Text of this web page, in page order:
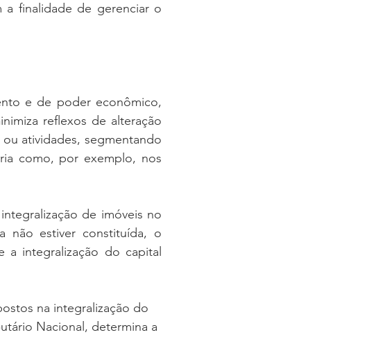
a finalidade de gerenciar o
e de poder econômico,
reflexos de alteração
atividades, segmentando
como, por exemplo, nos
de imóveis no
não estiver constituída, o
integralização do capital
na integralização do
Nacional, determina a